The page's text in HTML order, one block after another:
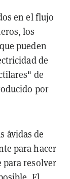
en el flujo
los
pueden
de
de
por
ávidas de
para hacer
para resolver